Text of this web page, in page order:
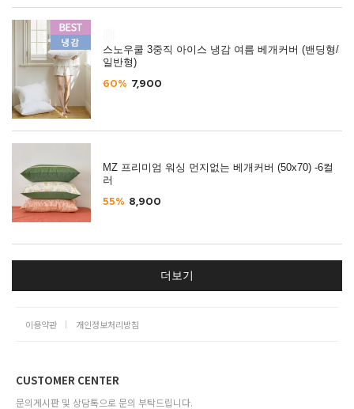
스노우쿨 3중직 아이스 냉감 여름 베개커버 (밴딩형/
일반형)
60% 7,900
MZ 프리미엄 워싱 먼지없는 베개커버 (50x70) -6컬
러
55% 8,900
더보기
이용약관 개인정보처리방침
CUSTOMER CENTER
문의게시판 및 상담톡으로 문의 부탁드립니다.